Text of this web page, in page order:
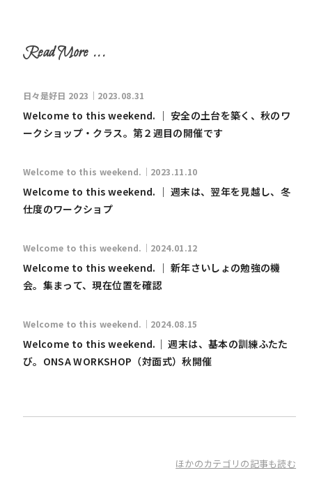
日々是好日 2023｜2023.08.31
Welcome to this weekend. ｜ 安全の土台を築く、秋のワ
ークショップ・クラス。第２週目の開催です
Welcome to this weekend.｜2023.11.10
Welcome to this weekend. ｜ 週末は、翌年を見越し、冬
仕度のワークショプ
Welcome to this weekend.｜2024.01.12
Welcome to this weekend. ｜ 新年さいしょの勉強の機
会。集まって、現在位置を確認
Welcome to this weekend.｜2024.08.15
Welcome to this weekend.｜ 週末は、基本の訓練ふたた
び。ONSA WORKSHOP（対面式）秋開催
ほかのカテゴリの記事も読む